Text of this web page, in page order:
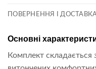
ПОВЕРНЕННЯ І
Основні
Комплект складається